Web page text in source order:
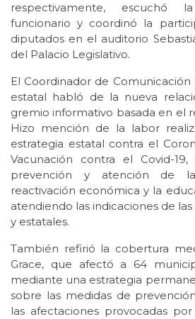
respectivamente, escuchó
funcionario y coordinó la
diputados en el auditorio
del Palacio Legislativo.
El Coordinador de
estatal habló de la nueva
gremio informativo basada en el
Hizo mención de la labor
estrategia estatal contra el
Vacunación contra el Covid-
prevención y atención de
reactivación económica y la
atendiendo las indicaciones de
y estatales.
También refirió la cobertura
Grace, que afectó a 64
mediante una estrategia
sobre las medidas de
las afectaciones provocadas